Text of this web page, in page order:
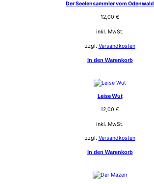
Der Seelensammler vom Odenwald
12,00 €
inkl. MwSt.
zzgl. Versandkosten
In den Warenkorb
Leise Wut
12,00 €
inkl. MwSt.
zzgl. Versandkosten
In den Warenkorb